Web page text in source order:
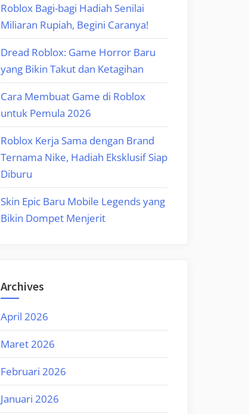
Roblox Bagi-bagi Hadiah Senilai
Miliaran Rupiah, Begini Caranya!
Dread Roblox: Game Horror Baru
yang Bikin Takut dan Ketagihan
Cara Membuat Game di Roblox
untuk Pemula 2026
Roblox Kerja Sama dengan Brand
Ternama Nike, Hadiah Eksklusif Siap
Diburu
Skin Epic Baru Mobile Legends yang
Bikin Dompet Menjerit
Archives
April 2026
Maret 2026
Februari 2026
Januari 2026